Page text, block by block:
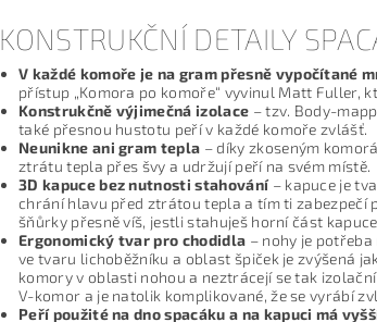
KONSTRUKČNÍ DETAILY
V každé komoře je na gram přesně vypočítané
přístup „Komora po komoře“ vyvinul Matt Fuller,
Konstrukčně výjimečná izolace – tzv. Body-
také přesnou hustotu peří v každé komoře zvlášť.
Neunikne ani gram tepla – díky zkoseným
ztrátu tepla přes švy a udržují peří na svém místě.
3D kapuce bez nutnosti stahování– kapuce je
chrání hlavu před ztrátou tepla a tím ti zabezpečí
šňůrky přesně víš, jestli stahuješ horní část
Ergonomický tvar pro chodidla – nohy je
ve tvaru lichoběžníku a oblast špiček je zvýšená
komory v oblasti nohou a neztrácejí se tak
V-komor a je natolik komplikované, že se vyrábí
Peří použité na dno spacáku a na kapuci má